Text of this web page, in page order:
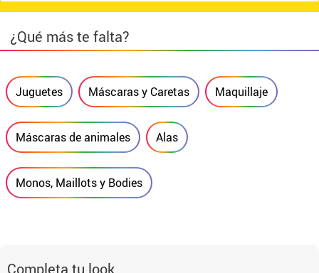
¿Qué más te falta?
Juguetes Máscaras y Caretas Maquillaje
Máscaras de animales Alas
Monos, Maillots y Bodies
Completa tu look